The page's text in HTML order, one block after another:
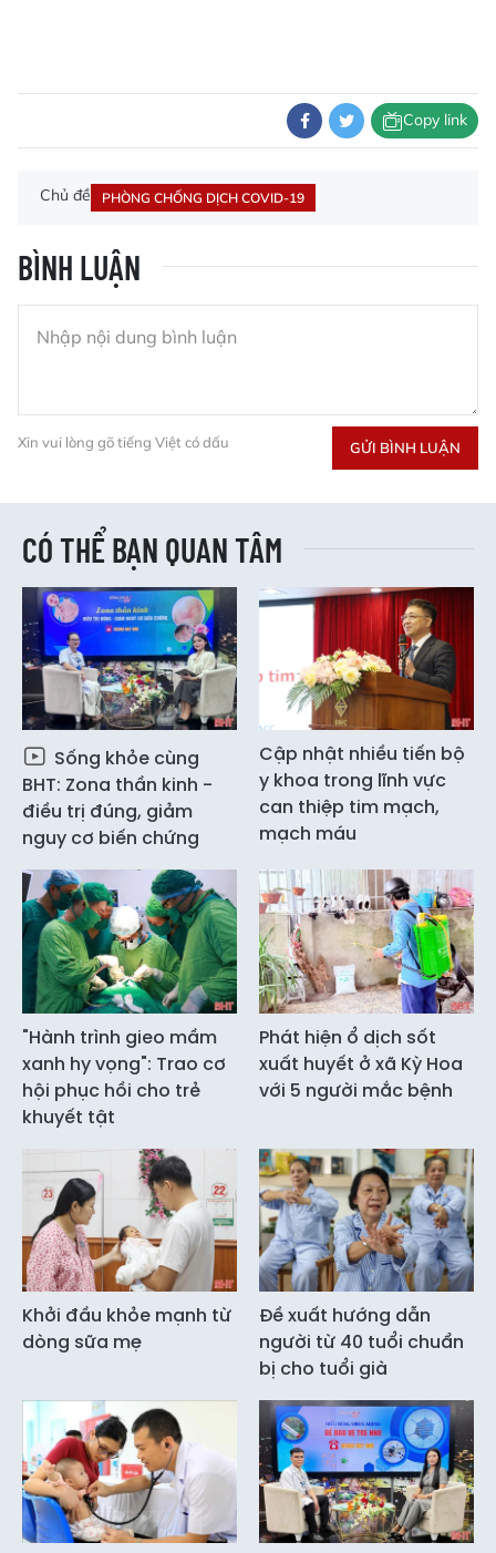
Copy link
Chủ đề PHÒNG CHỐNG DỊCH COVID-19
BÌNH LUẬN
Xin vui lòng gõ tiếng Việt có dấu GỬI BÌNH LUẬN
CÓ THỂ BẠN QUAN TÂM
Sống khỏe cùng
BHT: Zona thần kinh -
điều trị đúng, giảm
nguy cơ biến chứng
Cập nhật nhiều tiến bộ
y khoa trong lĩnh vực
can thiệp tim mạch,
mạch máu
"Hành trình gieo mầm
xanh hy vọng": Trao cơ
hội phục hồi cho trẻ
khuyết tật
Phát hiện ổ dịch sốt
xuất huyết ở xã Kỳ Hoa
với 5 người mắc bệnh
Khởi đầu khỏe mạnh từ
dòng sữa mẹ
Đề xuất hướng dẫn
người từ 40 tuổi chuẩn
bị cho tuổi già